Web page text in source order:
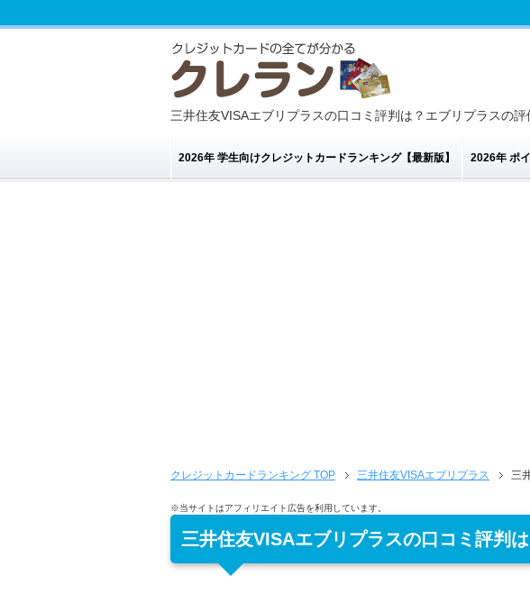
三井住友VISAエブリプラスの口コミ評判は？エブリプラスの評
2026年 学生向けクレジットカードランキング【最新版】 2026年 ポ
クレジットカードランキング TOP 三井住友VISAエブリプラス 三
※当サイトはアフィリエイト広告を利用しています。
三井住友VISAエブリプラスの口コミ評判